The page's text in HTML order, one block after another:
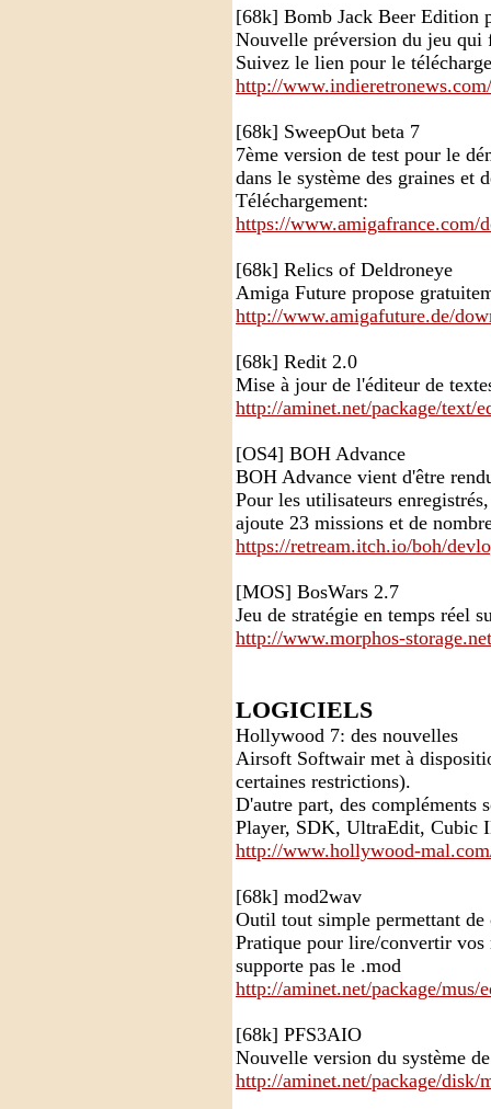
[68k] Bomb Jack Beer Edition
Nouvelle préversion du jeu
Suivez le lien pour le
http://
[68k] SweepOut beta 7
7ème version de test pour le
dans le système des graines et
Téléchargement:
https://www.amigafrance.com/
[68k] Relics of Deldroneye
Amiga Future propose
http://www.amigafuture.de/
[68k] Redit 2.0
Mise à jour de l'éditeur de
http://aminet.net/package/text/
[OS4] BOH Advance
BOH Advance vient d'être
Pour les utilisateurs
ajoute 23 missions et de
https://retream.itch.io/boh/
[MOS] BosWars 2.7
Jeu de stratégie en temps réel
http://www.morphos-
LOGICIELS
Hollywood 7: des nouvelles
Airsoft Softwair met à
certaines restrictions).
D'autre part, des compléments
Player, SDK, UltraEdit, Cubic
http://www.hollywood-
[68k] mod2wav
Outil tout simple permettant
Pratique pour lire/convertir
supporte pas le .mod
http://aminet.net/package/mus/
[68k] PFS3AIO
Nouvelle version du système
http://aminet.net/package/disk/